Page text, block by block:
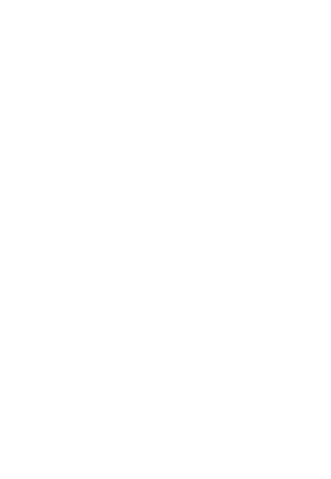
El Tamujar de Silillos, Asoc. de Vecinos Los
Río, Asoc. de Mujeres Petra de Cañada del Rabadán
y ofreció unas palabras el párroco de Fuente
Fernández, que calificó el acto como entrañable y
a colectivos y asociaciones, y las responsables del
por gentileza de Aproni y todos los asistentes
asociaciones.